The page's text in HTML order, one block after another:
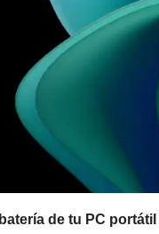
batería de tu PC portátil